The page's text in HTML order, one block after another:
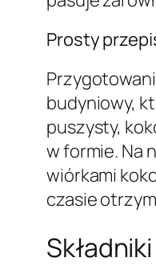
Prosty
budyniowy,
puszysty,
w formie. Na
wiórkami
czasie